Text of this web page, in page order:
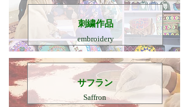
刺繍作品
embroidery
​サフラン
Saffron